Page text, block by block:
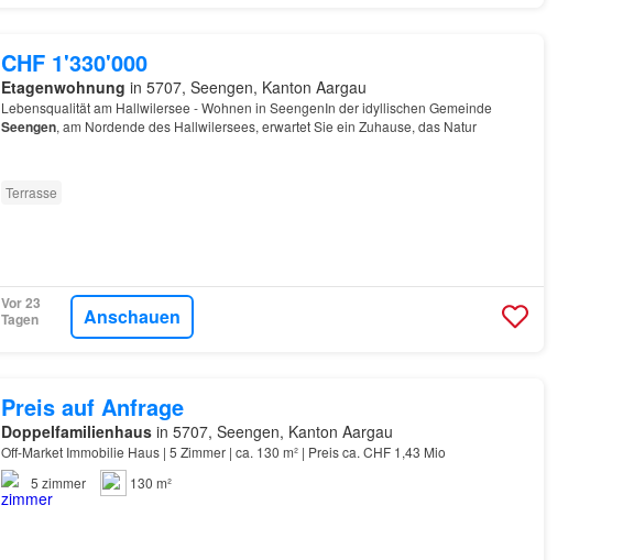
CHF 1'330'000
Etagenwohnung in 5707, Seengen, Kanton Aargau
Lebensqualität am Hallwilersee - Wohnen in SeengenIn der idyllischen Gemeinde
Seengen, am Nordende des Hallwilersees, erwartet Sie ein Zuhause, das Natur
Terrasse
Vor 23
Tagen
Anschauen
Preis auf Anfrage
Doppelfamilienhausin 5707, Seengen, Kanton Aargau
Off-Market Immobilie Haus | 5 Zimmer | ca. 130 m² | Preis ca. CHF 1,43 Mio
5 zimmer 130 m²